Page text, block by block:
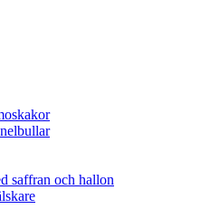
saffran och hallon